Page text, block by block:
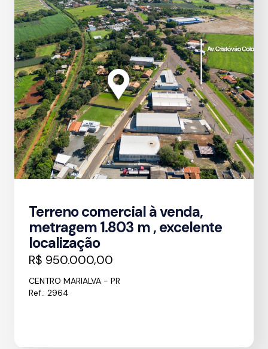
Terreno comercial à venda,
metragem 1.803 m , excelente
localização
R$ 950.000,00
CENTRO MARIALVA - PR
Ref.: 2964